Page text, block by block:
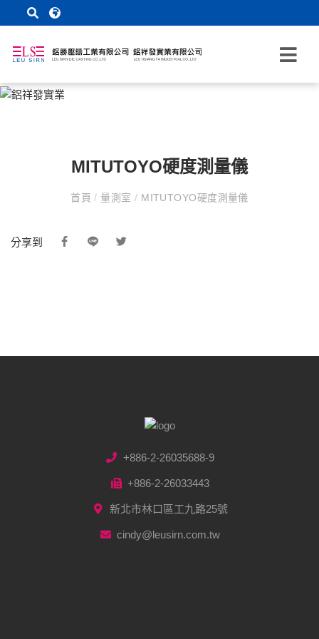
MITUTOYO硬度測量儀
首頁/ 量測室/ MITUTOYO硬度測量儀
分享到
+886-2-26035688-9
+886-2-26033443
新北市林口區工九路25號
cindy@leusirn.com.tw